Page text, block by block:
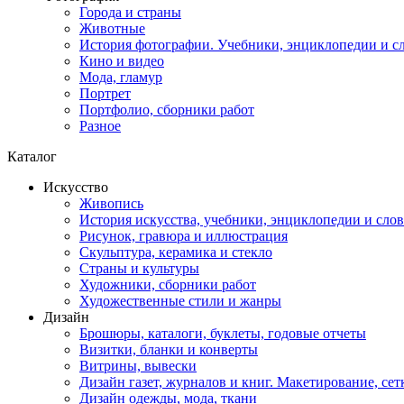
Города и страны
Животные
История фотографии. Учебники, энциклопедии и
Кино и видео
Мода, гламур
Портрет
Портфолио, сборники работ
Разное
Каталог
Искусство
Живопись
История искусства, учебники, энциклопедии и
Рисунок, гравюра и иллюстрация
Скульптура, керамика и стекло
Страны и культуры
Художники, сборники работ
Художественные стили и жанры
Дизайн
Брошюры, каталоги, буклеты, годовые отчеты
Визитки, бланки и конверты
Витрины, вывески
Дизайн газет, журналов и книг. Макетирование,
Дизайн одежды, мода, ткани